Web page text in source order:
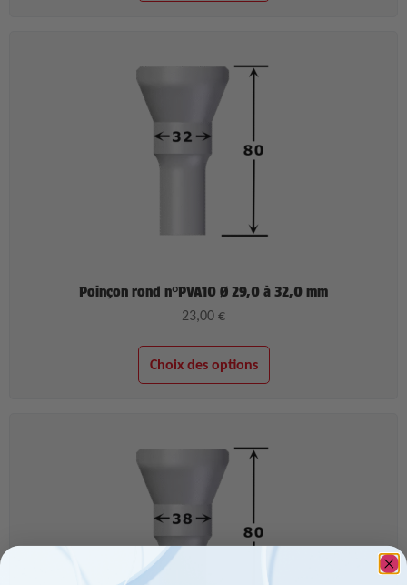
Poinçon rond n°PVA10 Ø 29,0 à 32,0 mm
23,00 €
Choix des options